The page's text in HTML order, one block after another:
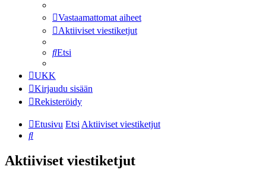
Vastaamattomat aiheet
Aktiiviset viestiketjut
Etsi
UKK
Kirjaudu sisään
Rekisteröidy
Etusivu EtsiAktiiviset viestiketjut
Etsi
Aktiiviset viestiketjut